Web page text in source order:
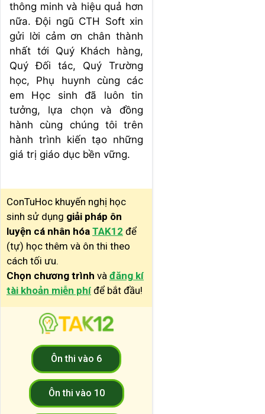
thông minh và hiệu quả hơn
nữa. Đội ngũ CTH Soft xin
gửi lời cảm ơn chân thành
nhất tới Quý Khách hàng,
Quý Đối tác, Quý Trường
học, Phụ huynh cùng các
em Học sinh đã luôn tin
tưởng, lựa chọn và đồng
hành cùng chúng tôi trên
hành trình kiến tạo những
giá trị giáo dục bền vững.
ConTuHoc khuyến nghị học
sinh sử dụng giải pháp ôn
luyện cá nhân hóa TAK12 để
(tự) học thêm và ôn thi theo
cách tối ưu.
Chọn chương trình và đăng kí
tài khoản miễn phí để bắt đầu!
Ôn thi vào 6
Ôn thi vào 10